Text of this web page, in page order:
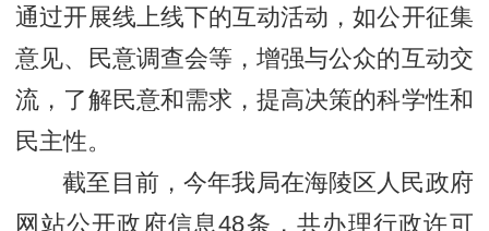
通过开展线上线下的互动活动，如公开征集
意见、民意调查会等，增强与公众的互动交
流，了解民意和需求，提高决策的科学性和
民主性。
截至目前，今年我局在海陵区人民政府
网站公开政府信息48条，共办理行政许可